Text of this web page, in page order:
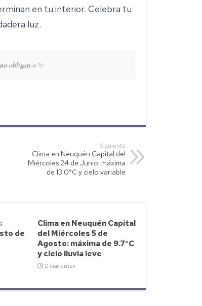
en tu interior. Celebra tu
luz.
obligan.» ✨
Siguiente
Clima en Neuquén Capital del
Miércoles 24 de Junio: máxima
de 13.0°C y cielo variable
de
Clima en Neuquén Capital
del Miércoles 5 de
Agosto: máxima de 9.7°C
y cielo lluvia leve
2 días antes